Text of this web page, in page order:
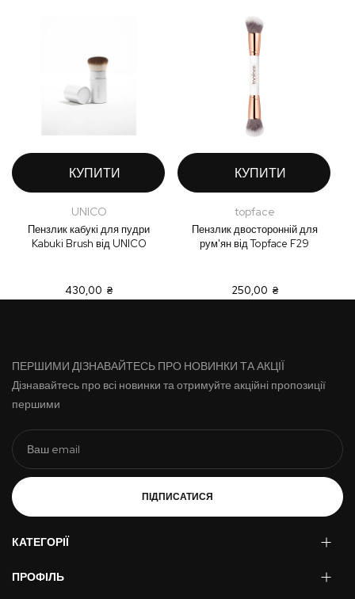
КУПИТИ
UNICO
Пензлик кабукі для пудри
Kabuki Brush від UNICO
430,00 ₴
КУПИТИ
topface
Пензлик двосторонній для
рум'ян від Topface F29
250,00 ₴
ПЕРШИМИ ДІЗНАВАЙТЕСЬ ПРО НОВИНКИ ТА АКЦІЇ
Дізнавайтесь про всі новинки та отримуйте акційні пропозиції
першими
ПІДПИСАТИСЯ
КАТЕГОРІЇ
ПРОФІЛЬ